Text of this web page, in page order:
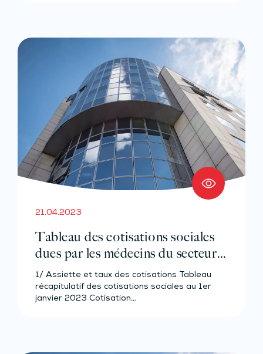
21.04.2023
Tableau des cotisations sociales
dues par les médecins du secteur 2
– Année 2023
1/ Assiette et taux des cotisations Tableau
récapitulatif des cotisations sociales au 1er
janvier 2023 Cotisation…